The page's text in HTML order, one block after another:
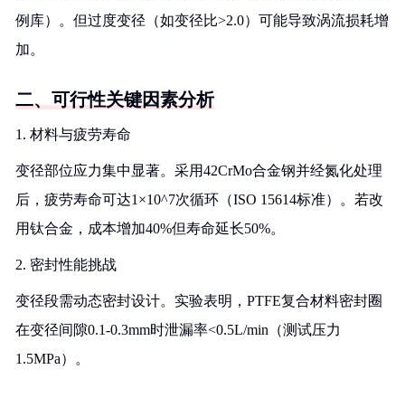
例库）。但过度变径（如变径比>2.0）可能导致涡流损耗增
加。
二、可行性关键因素分析
1. 材料与疲劳寿命
变径部位应力集中显著。采用42CrMo合金钢并经氮化处理
后，疲劳寿命可达1×10^7次循环（ISO 15614标准）。若改
用钛合金，成本增加40%但寿命延长50%。
2. 密封性能挑战
变径段需动态密封设计。实验表明，PTFE复合材料密封圈
在变径间隙0.1-0.3mm时泄漏率<0.5L/min（测试压力
1.5MPa）。